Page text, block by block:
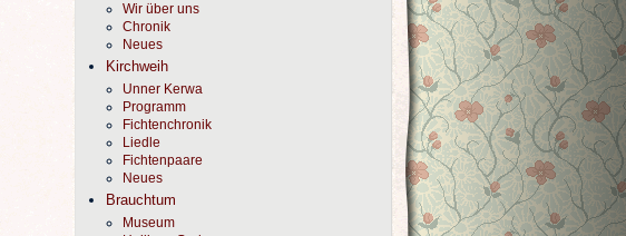
Wir über uns
Chronik
Neues
Kirchweih
Unner Kerwa
Programm
Fichtenchronik
Liedle
Fichtenpaare
Neues
Brauchtum
Museum